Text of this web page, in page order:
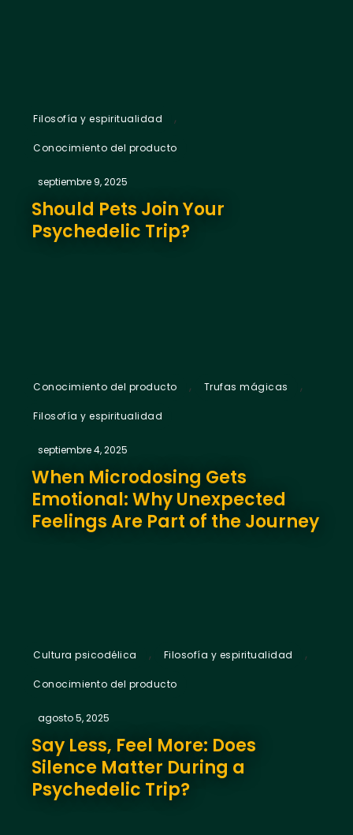
Filosofía y espiritualidad ,
Conocimiento del producto
septiembre 9, 2025
Should Pets Join Your
Psychedelic Trip?
Conocimiento del producto , Trufas mágicas ,
Filosofía y espiritualidad
septiembre 4, 2025
When Microdosing Gets
Emotional: Why Unexpected
Feelings Are Part of the Journey
Cultura psicodélica , Filosofía y espiritualidad ,
Conocimiento del producto
agosto 5, 2025
Say Less, Feel More: Does
Silence Matter During a
Psychedelic Trip?